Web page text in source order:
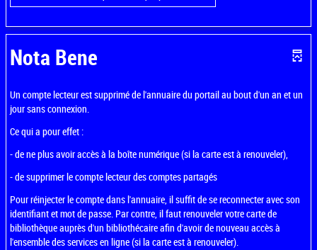
Nota Bene
Un compte lecteur est supprimé de l'annuaire du portail au bout d'un an et un
jour sans connexion.
Ce qui a pour effet :
- de ne plus avoir accès à la boîte numérique (si la carte est à renouveler),
- de supprimer le compte lecteur des comptes partagés
Pour réinjecter le compte dans l'annuaire, il suffit de se reconnecter avec son
identifiant et mot de passe. Par contre, il faut renouveler votre carte de
bibliothèque auprès d'un bibliothécaire afin d'avoir de nouveau accès à
l'ensemble des services en ligne (si la carte est à renouveler).